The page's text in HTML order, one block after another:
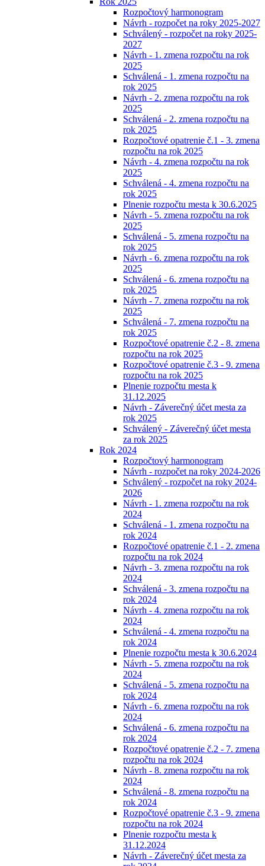
Rozpočtový harmonogram
Návrh - rozpočet na roky 2025-2027
Schválený - rozpočet na roky 2025-
2027
Návrh - 1. zmena rozpočtu na rok
2025
Schválená - 1. zmena rozpočtu na
rok 2025
Návrh - 2. zmena rozpočtu na rok
2025
Schválená - 2. zmena rozpočtu na
rok 2025
Rozpočtové opatrenie č.1 - 3. zmena
rozpočtu na rok 2025
Návrh - 4. zmena rozpočtu na rok
2025
Schválená - 4. zmena rozpočtu na
rok 2025
Plnenie rozpočtu mesta k 30.6.2025
Návrh - 5. zmena rozpočtu na rok
2025
Schválená - 5. zmena rozpočtu na
rok 2025
Návrh - 6. zmena rozpočtu na rok
2025
Schválená - 6. zmena rozpočtu na
rok 2025
Návrh - 7. zmena rozpočtu na rok
2025
Schválená - 7. zmena rozpočtu na
rok 2025
Rozpočtové opatrenie č.2 - 8. zmena
rozpočtu na rok 2025
Rozpočtové opatrenie č.3 - 9. zmena
rozpočtu na rok 2025
Plnenie rozpočtu mesta k
31.12.2025
Návrh - Záverečný účet mesta za
rok 2025
Schválený - Záverečný účet mesta
za rok 2025
Rok 2024
Rozpočtový harmonogram
Návrh - rozpočet na roky 2024-2026
Schválený - rozpočet na roky 2024-
2026
Návrh - 1. zmena rozpočtu na rok
2024
Schválená - 1. zmena rozpočtu na
rok 2024
Rozpočtové opatrenie č.1 - 2. zmena
rozpočtu na rok 2024
Návrh - 3. zmena rozpočtu na rok
2024
Schválená - 3. zmena rozpočtu na
rok 2024
Návrh - 4. zmena rozpočtu na rok
2024
Schválená - 4. zmena rozpočtu na
rok 2024
Plnenie rozpočtu mesta k 30.6.2024
Návrh - 5. zmena rozpočtu na rok
2024
Schválená - 5. zmena rozpočtu na
rok 2024
Návrh - 6. zmena rozpočtu na rok
2024
Schválená - 6. zmena rozpočtu na
rok 2024
Rozpočtové opatrenie č.2 - 7. zmena
rozpočtu na rok 2024
Návrh - 8. zmena rozpočtu na rok
2024
Schválená - 8. zmena rozpočtu na
rok 2024
Rozpočtové opatrenie č.3 - 9. zmena
rozpočtu na rok 2024
Plnenie rozpočtu mesta k
31.12.2024
Návrh - Záverečný účet mesta za